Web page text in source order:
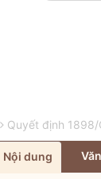
Quyết định
Nội dung